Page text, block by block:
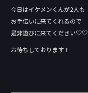
今日はイケメンくんが2人も
お手伝いに来てくれるので
是非遊びに来てください♡♡
お待ちしております！